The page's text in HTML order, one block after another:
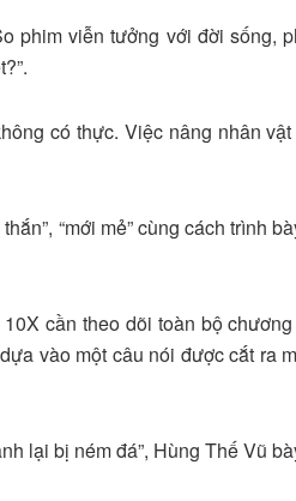
phim viễn tưởng với đời sống,
có thực. Việc nâng nhân
“mới mẻ” cùng cách trình
cần theo dõi toàn bộ
vào một câu nói được cắt ra
lại bị ném đá”, Hùng Thế Vũ